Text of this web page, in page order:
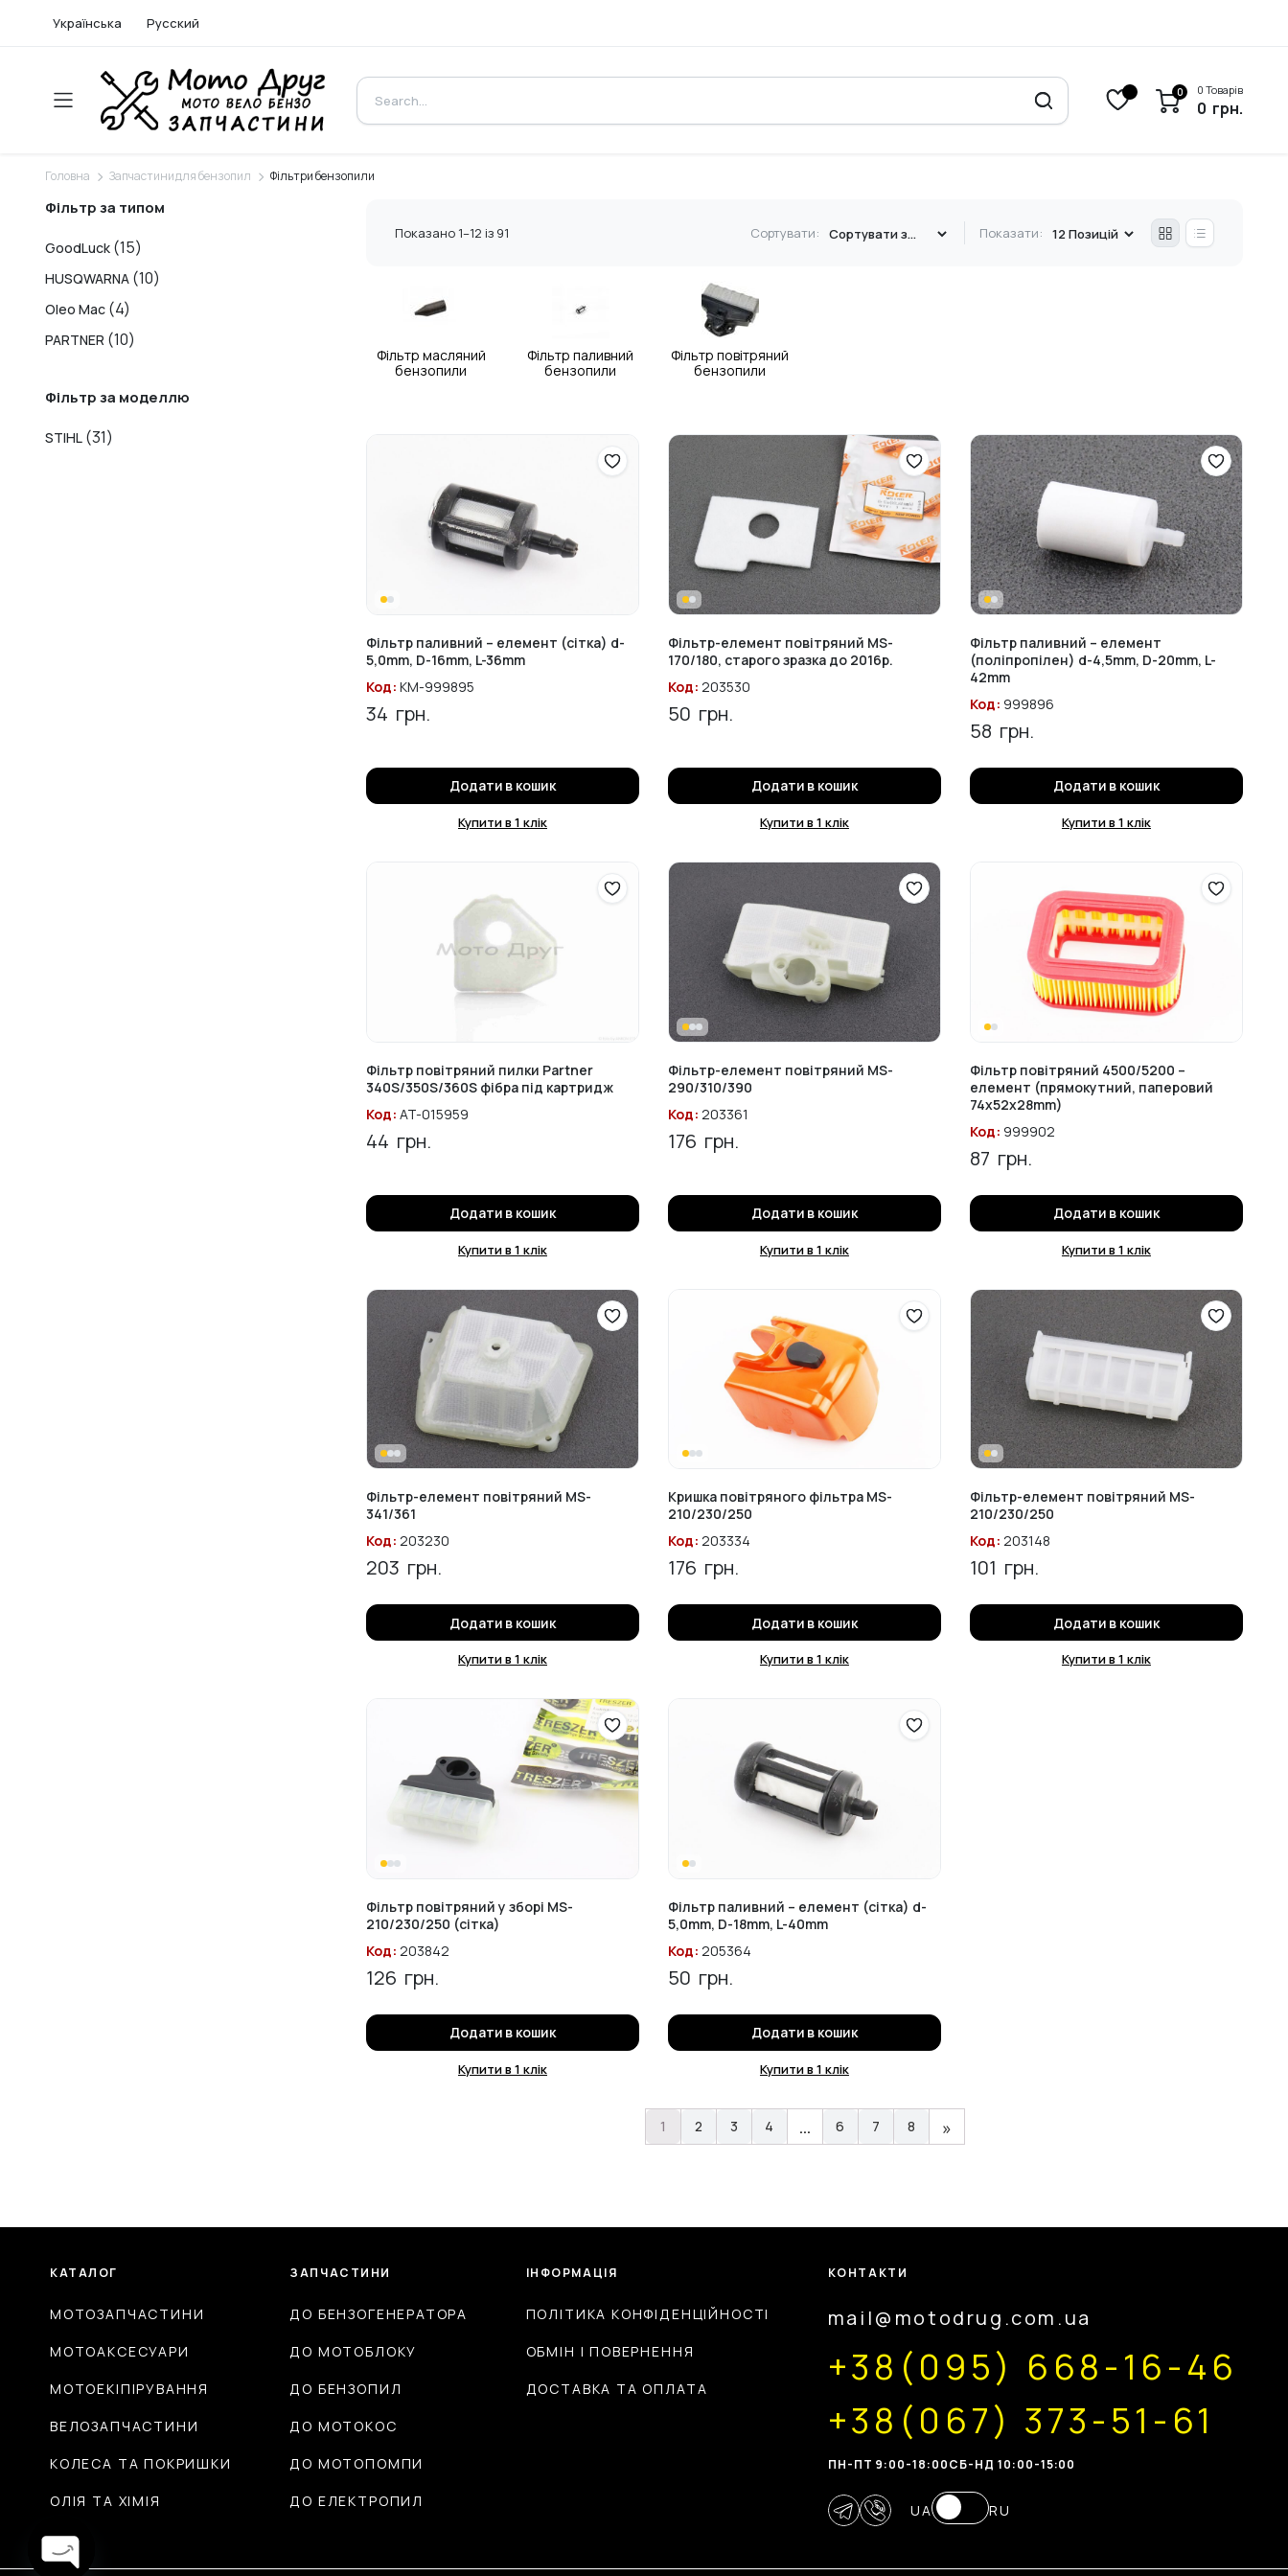
Українська Русский
0 0 Товарів
0 грн.
Головна Запчастини для бензопил Фільтри бензопили
Показано 1–12 із 91 Сортувати: Показати:
Фільтр масляний
бензопили
Фільтр паливний
бензопили
Фільтр повітряний
бензопили
Фільтр паливний – елемент (сітка) d-
5,0mm, D-16mm, L-36mm
Код: KM-999895
34 грн.
Додати в кошик
Купити в 1 клік
Фільтр-елемент повітряний MS-
170/180, старого зразка до 2016р.
Код: 203530
50 грн.
Додати в кошик
Купити в 1 клік
Фільтр паливний – елемент
(поліпропілен) d-4,5mm, D-20mm, L-
42mm
Код: 999896
58 грн.
Додати в кошик
Купити в 1 клік
Фільтр повітряний пилки Partner
340S/350S/360S фібра під картридж
Код: AT-015959
44 грн.
Додати в кошик
Купити в 1 клік
Фільтр-елемент повітряний MS-
290/310/390
Код: 203361
176 грн.
Додати в кошик
Купити в 1 клік
Фільтр повітряний 4500/5200 –
елемент (прямокутний, паперовий
74x52x28mm)
Код: 999902
87 грн.
Додати в кошик
Купити в 1 клік
Фільтр-елемент повітряний MS-
341/361
Код: 203230
203 грн.
Додати в кошик
Купити в 1 клік
Кришка повітряного фільтра MS-
210/230/250
Код: 203334
176 грн.
Додати в кошик
Купити в 1 клік
Фільтр-елемент повітряний MS-
210/230/250
Код: 203148
101 грн.
Додати в кошик
Купити в 1 клік
Фільтр повітряний у зборі MS-
210/230/250 (сітка)
Код: 203842
126 грн.
Додати в кошик
Купити в 1 клік
Фільтр паливний – елемент (сітка) d-
5,0mm, D-18mm, L-40mm
Код: 205364
50 грн.
Додати в кошик
Купити в 1 клік
1 2 3 4 … 6 7 8 »
Фільтр за типом
GoodLuck (15)
HUSQWARNA (10)
Oleo Mac (4)
PARTNER (10)
Фільтр за моделлю
STIHL (31)
КАТАЛОГ
МОТОЗАПЧАСТИНИ
МОТОАКСЕСУАРИ
МОТОЕКІПІРУВАННЯ
ВЕЛОЗАПЧАСТИНИ
КОЛЕСА ТА ПОКРИШКИ
ОЛІЯ ТА ХІМІЯ
ЗАПЧАСТИНИ
ДО БЕНЗОГЕНЕРАТОРА
ДО МОТОБЛОКУ
ДО БЕНЗОПИЛ
ДО МОТОКОС
ДО МОТОПОМПИ
ДО ЕЛЕКТРОПИЛ
ІНФОРМАЦІЯ
ПОЛІТИКА КОНФІДЕНЦІЙНОСТІ
ОБМІН І ПОВЕРНЕННЯ
ДОСТАВКА ТА ОПЛАТА
КОНТАКТИ
mail@motodrug.com.ua
+38(095) 668-16-46
+38(067) 373-51-61
ПН-ПТ 9:00-18:00CБ-НД 10:00-15:00
UA RU